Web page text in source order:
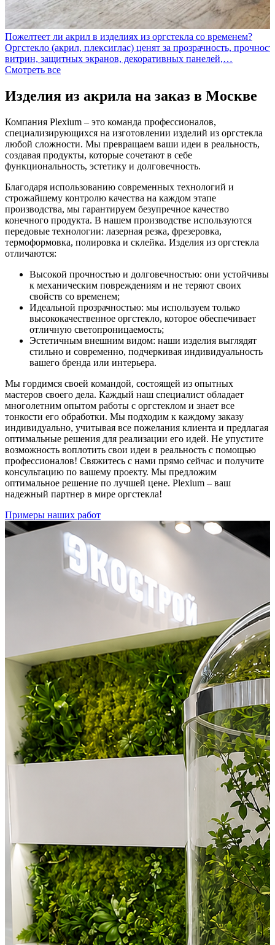
Пожелтеет ли акрил в изделиях из оргстекла со временем?
Оргстекло (акрил, плексиглас) ценят за прозрачность,
витрин, защитных экранов, декоративных панелей,…
Смотреть все
Изделия из акрила на заказ в Москве
Компания Plexium – это команда профессионалов,
специализирующихся на изготовлении изделий из оргстекла
любой сложности. Мы превращаем ваши идеи в реальность,
создавая продукты, которые сочетают в себе
функциональность, эстетику и долговечность.
Благодаря использованию современных технологий и
строжайшему контролю качества на каждом этапе
производства, мы гарантируем безупречное качество
конечного продукта. В нашем производстве используются
передовые технологии: лазерная резка, фрезеровка,
термоформовка, полировка и склейка. Изделия из оргстекла
отличаются:
Высокой прочностью и долговечностью: они устойчивы
к механическим повреждениям и не теряют своих
свойств со временем;
Идеальной прозрачностью: мы используем только
высококачественное оргстекло, которое обеспечивает
отличную светопроницаемость;
Эстетичным внешним видом: наши изделия выглядят
стильно и современно, подчеркивая индивидуальность
вашего бренда или интерьера.
Мы гордимся своей командой, состоящей из опытных
мастеров своего дела. Каждый наш специалист обладает
многолетним опытом работы с оргстеклом и знает все
тонкости его обработки. Мы подходим к каждому заказу
индивидуально, учитывая все пожелания клиента и предлагая
оптимальные решения для реализации его идей. Не упустите
возможность воплотить свои идеи в реальность с помощью
профессионалов! Свяжитесь с нами прямо сейчас и получите
консультацию по вашему проекту. Мы предложим
оптимальное решение по лучшей цене. Plexium – ваш
надежный партнер в мире оргстекла!
Примеры наших работ